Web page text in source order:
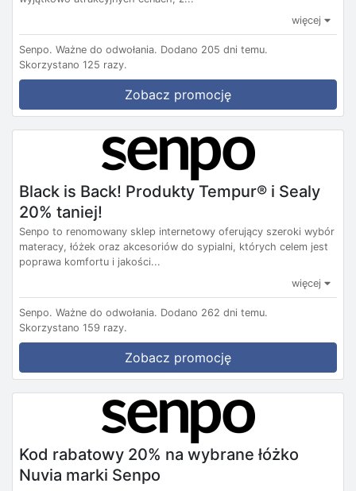
więcej
Senpo. Ważne do odwołania. Dodano 205 dni temu.
Skorzystano 125 razy.
Zobacz promocję
Black is Back! Produkty Tempur® i Sealy
20% taniej!
Senpo to renomowany sklep internetowy oferujący szeroki wybór
materacy, łóżek oraz akcesoriów do sypialni, których celem jest
poprawa komfortu i jakości...
więcej
Senpo. Ważne do odwołania. Dodano 262 dni temu.
Skorzystano 159 razy.
Zobacz promocję
Kod rabatowy 20% na wybrane łóżko
Nuvia marki Senpo